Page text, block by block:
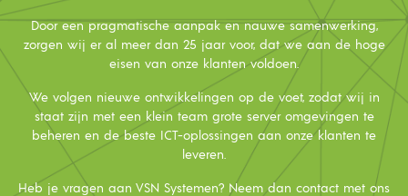
Door een pragmatische aanpak en nauwe samenwerking,
zorgen wij er al meer dan 25 jaar voor, dat we aan de hoge
eisen van onze klanten voldoen.
We volgen nieuwe ontwikkelingen op de voet, zodat wij in
staat zijn met een klein team grote server omgevingen te
beheren en de beste ICT-oplossingen aan onze klanten te
leveren.
Heb je vragen aan VSN Systemen? Neem dan contact met ons